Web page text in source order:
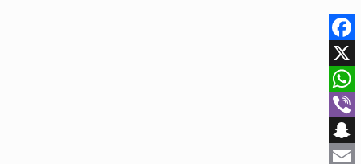
Facebook
X
WhatsApp
Viber
Snapchat